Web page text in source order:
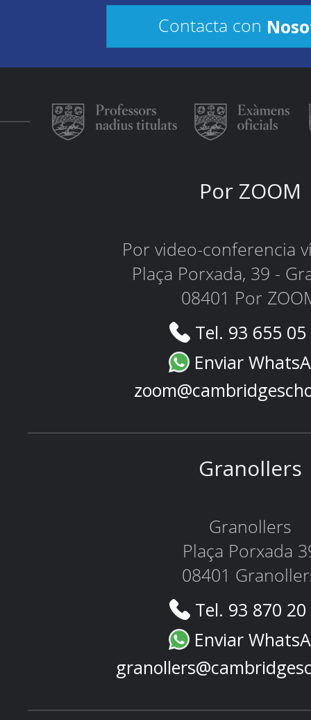
Contacta con
Por ZOOM
Por video-conferencia
Plaça Porxada, 39 -
08401 Por
Tel. 93 655
Enviar
Granollers
Granollers
Plaça Porxada
08401
Tel. 93 870
Enviar